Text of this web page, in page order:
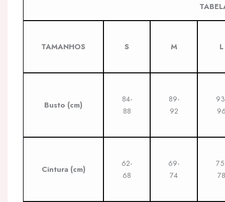
TAMANHOS S M L
Busto (cm)
84-
88
89-
92
Cintura (cm)
62-
68
69-
74
78